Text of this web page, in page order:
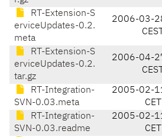
RT-Extension-S
erviceUpdates-0.2.
meta
2006-03-
CEST
RT-Extension-S
erviceUpdates-0.2.
tar.gz
2006-04-
CEST
RT-Integration-
SVN-0.03.meta
2005-02-
CET
RT-Integration-
SVN-0.03.readme
2005-02-
CET